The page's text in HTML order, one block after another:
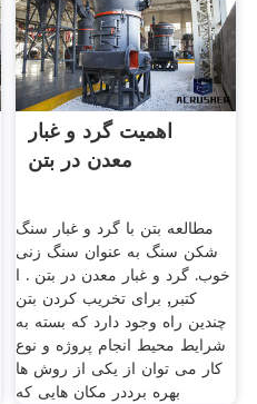
اهمیت گرد و غبار
معدن در بتن
مطالعه بتن با گرد و غبار سنگ
شکن سنگ به عنوان سنگ زنی
خوب. گرد و غبار معدن در بتن . ا
کتبر, برای تخریب کردن بتن
چندین راه وجود دارد که بسته به
شرایط محیط انجام پروژه و نوع
کار می توان از یکی از روش ها
بهره برددر مکان هایی که